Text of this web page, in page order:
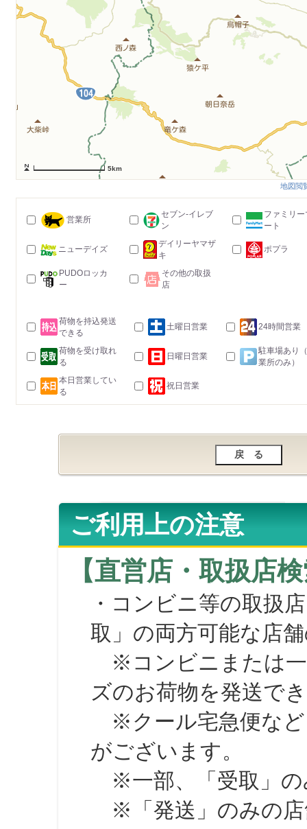
5km
地図閲
営業所
セブン-イレブ
ン
ファミリー
ート
ニューデイズ
デイリーヤマザ
キ
ポプラ
PUDOロッカ
ー
その他の取扱
店
荷物を持込発送
できる
土曜日営業 24時間営業
荷物を受け取れ
る
日曜日営業
駐車場あり
業所のみ）
本日営業してい
る
祝日営業
ご利用上の注意
【直営店・取扱店
・コンビニ等の取扱
取」の両方可能な店
※コンビニまたは一
ズのお荷物を発送で
※クール宅急便など
がございます。
※一部、「受取」の
※「発送」のみの店